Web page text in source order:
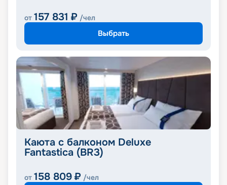
от 157 831 ₽ /чел
Выбрать
Каюта с балконом Deluxe
Fantastica (BR3)
от 158 809 ₽ /чел